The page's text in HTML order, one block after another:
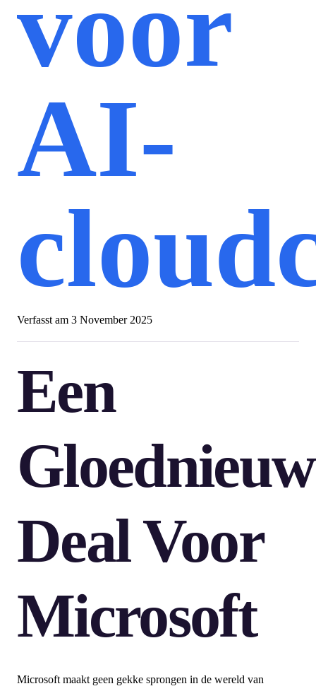
voor
AI-
Verfasst am 3 November 2025
Een
Deal Voor
Microsoft
Microsoft maakt geen gekke sprongen in de wereld van